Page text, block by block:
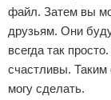
файл. Затем вы
друзьям. Они
всегда так
счастливы.
могу сделать.